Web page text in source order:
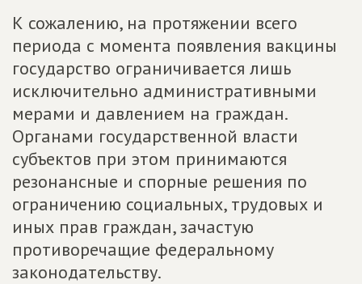
К сожалению, на протяжении всего
периода с момента появления вакцины
государство ограничивается лишь
исключительно административными
мерами и давлением на граждан.
Органами государственной власти
субъектов при этом принимаются
резонансные и спорные решения по
ограничению социальных, трудовых и
иных прав граждан, зачастую
противоречащие федеральному
законодательству.